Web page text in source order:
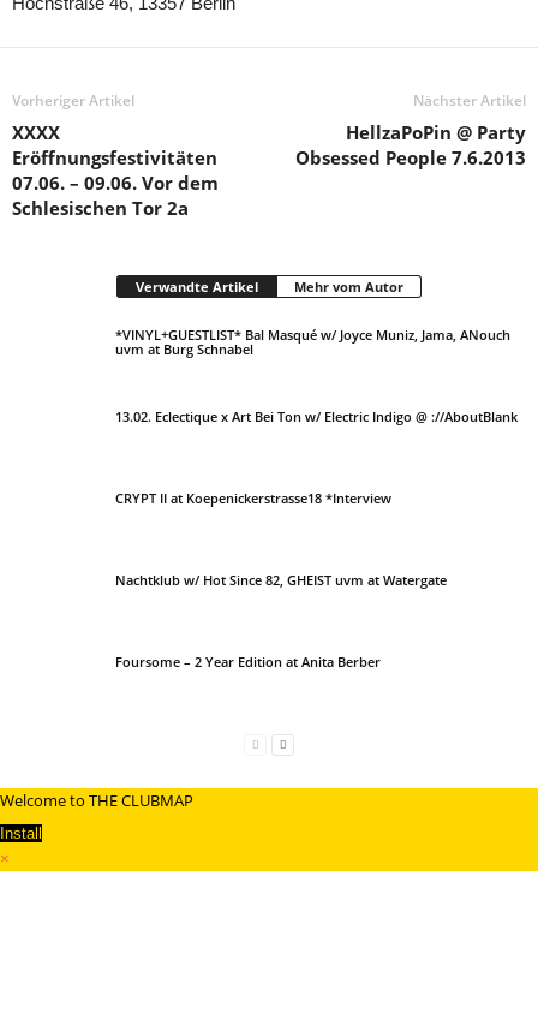
Vorheriger Artikel
XXXX
Eröffnungsfestivitäten
07.06. – 09.06. Vor dem
Schlesischen Tor 2a
Nächster Artikel
HellzaPoPin @ Party
Obsessed People 7.6.2013
Verwandte Artikel Mehr vom Autor
*VINYL+GUESTLIST* Bal Masqué w/ Joyce Muniz, Jama, ANouch
uvm at Burg Schnabel
13.02. Eclectique x Art Bei Ton w/ Electric Indigo @ ://AboutBlank
CRYPT II at Koepenickerstrasse18 *Interview
Nachtklub w/ Hot Since 82, GHEIST uvm at Watergate
Foursome – 2 Year Edition at Anita Berber
Welcome to THE CLUBMAP
Install
×